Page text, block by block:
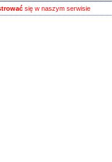
się w naszym serwisie